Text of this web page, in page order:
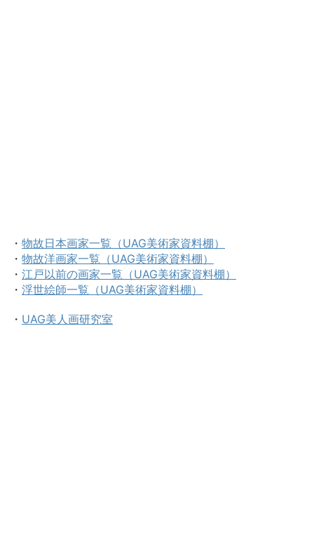
・ 物故日本画家一覧（UAG美術家資料棚）
・ 物故洋画家一覧（UAG美術家資料棚）
・ 江戸以前の画家一覧（UAG美術家資料棚）
・ 浮世絵師一覧（UAG美術家資料棚）
・ UAG美人画研究室